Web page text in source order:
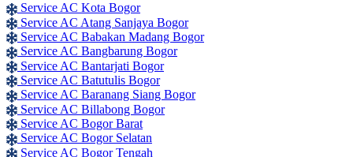
Service AC Kota Bogor
Service AC Atang Sanjaya Bogor
Service AC Babakan Madang Bogor
Service AC Bangbarung Bogor
Service AC Bantarjati Bogor
Service AC Batutulis Bogor
Service AC Baranang Siang Bogor
Service AC Billabong Bogor
Service AC Bogor Barat
Service AC Bogor Selatan
Service AC Bogor Tengah